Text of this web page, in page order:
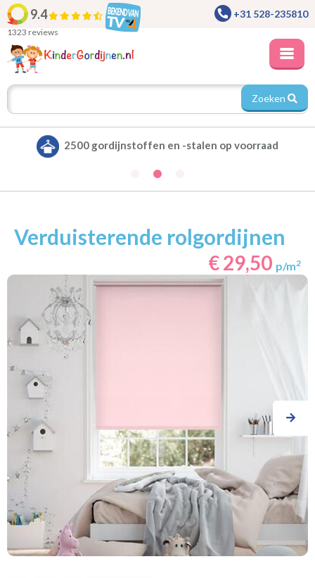
9.4
1323 reviews
+31 528-235810
Zoeken
Alle gordijnen verduisterend
Verduisterende rolgordijnen
€ 29,50 p/m2